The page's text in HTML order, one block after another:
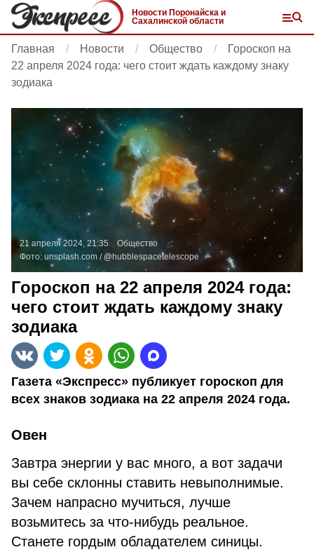
Новости Поронайска и
Сахалинской области
Главная Новости Общество
Гороскоп на
22 апреля 2024 года: чего стоит ждать каждому знаку
зодиака
21 апреля 2024, 21:35
Общество
Фото: unsplash.com / @hubblespacetelescope
Гороскоп на 22 апреля 2024 года:
чего стоит ждать каждому знаку
зодиака
Газета «Экспресс» публикует гороскоп для
всех знаков зодиака на 22 апреля 2024 года.
Овен
Завтра энергии у вас много, а вот задачи
вы себе склонны ставить невыполнимые.
Зачем напрасно мучиться, лучше
возьмитесь за что-нибудь реальное.
Станете гордым обладателем синицы.